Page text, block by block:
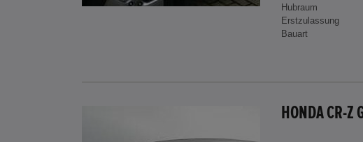
Hubraum
Erstzulassung
Bauart